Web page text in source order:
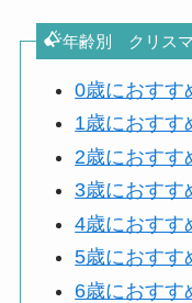
年齢別 クリス
0歳におすす
1歳におすす
2歳におすす
3歳におすす
4歳におすす
5歳におすす
6歳におすす